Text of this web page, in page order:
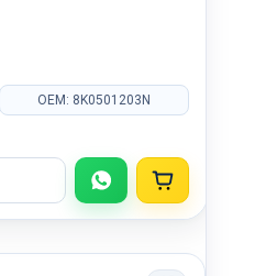
OEM: 8K0501203N